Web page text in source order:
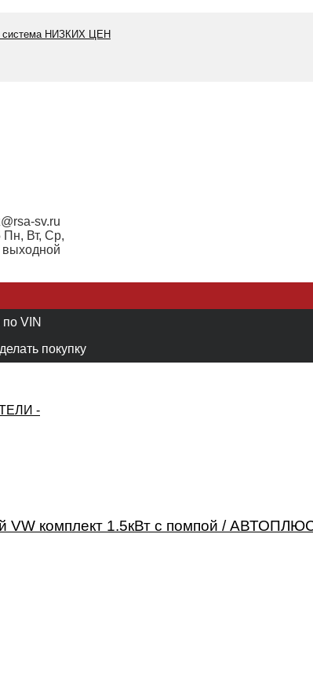
НИЗКИХ ЦЕН
sv.ru
Вт, Ср,
выходной
VIN
покупку
-
VW комплект 1.5кВт с помпой /